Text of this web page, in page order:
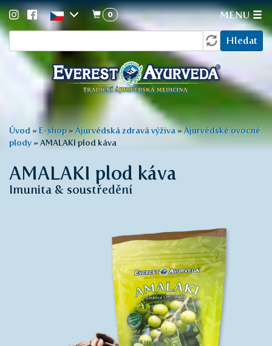
Přejít
hlavnímu
Hledat
0 MENU
Jste
zde
Úvod » E-shop »Ájurvédská zdravá výživa»Ájurvédské ovocné
plody »AMALAKI plod káva
AMALAKI plod káva
Imunita & soustředění